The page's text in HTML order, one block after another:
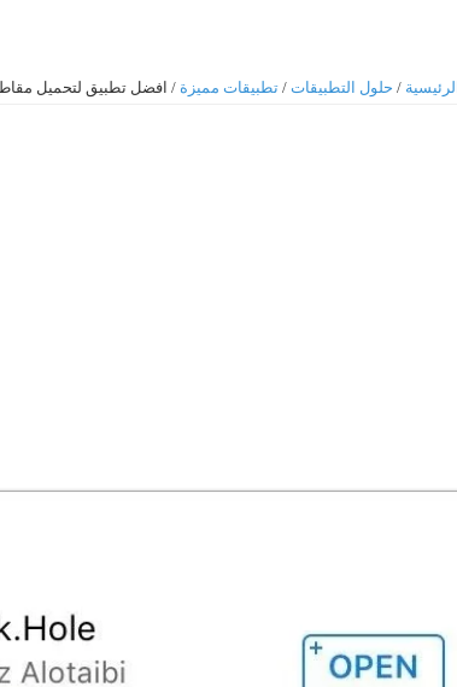
الرئيسية / حلول التطبيقات / تطبيقات مميزة / افضل تطبيق لتحميل